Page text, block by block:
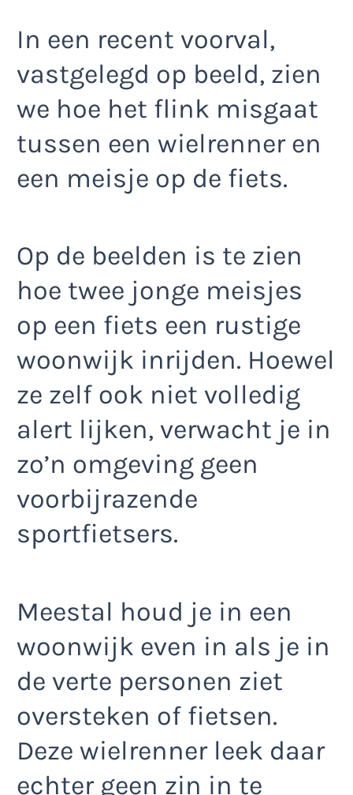
In een recent voorval,
vastgelegd op beeld, zien
we hoe het flink misgaat
tussen een wielrenner en
een meisje op de fiets.
Op de beelden is te zien
hoe twee jonge meisjes
op een fiets een rustige
woonwijk inrijden. Hoewel
ze zelf ook niet volledig
alert lijken, verwacht je in
zo’n omgeving geen
voorbijrazende
sportfietsers.
Meestal houd je in een
woonwijk even in als je in
de verte personen ziet
oversteken of fietsen.
Deze wielrenner leek daar
echter geen zin in te